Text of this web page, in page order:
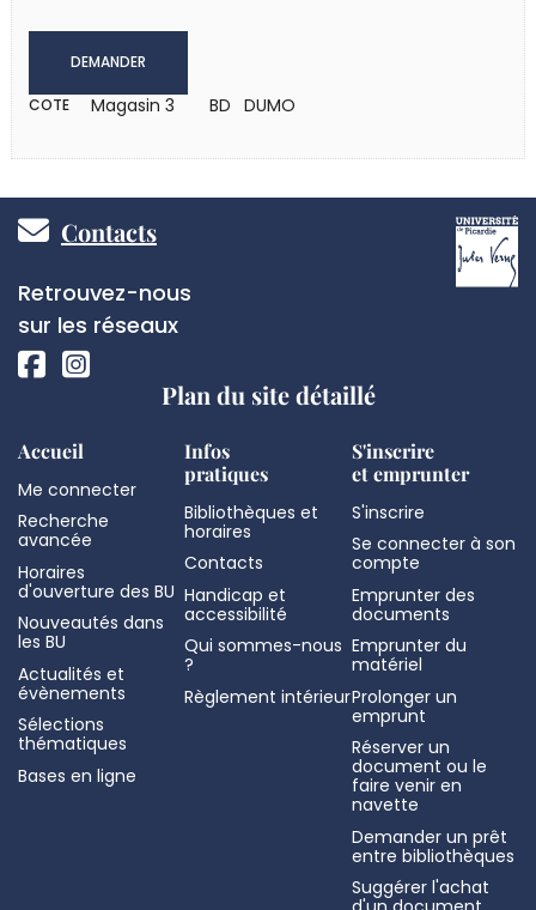
DEMANDER
COTE Magasin 3 BD DUMO
Pied
de
page
Contacts
Réseaux
sociaux
Retrouvez-nous
sur les réseaux
Plan du site détaillé
Accueil
Me connecter
Recherche
avancée
Horaires
d'ouverture des BU
Nouveautés dans
les BU
Actualités et
évènements
Sélections
thématiques
Bases en ligne
Infos
pratiques
Bibliothèques et
horaires
Contacts
Handicap et
accessibilité
Qui sommes-nous
?
Règlement intérieur
S'inscrire
et emprunter
S'inscrire
Se connecter à son
compte
Emprunter des
documents
Emprunter du
matériel
Prolonger un
emprunt
Réserver un
document ou le
faire venir en
navette
Demander un prêt
entre bibliothèques
Suggérer l'achat